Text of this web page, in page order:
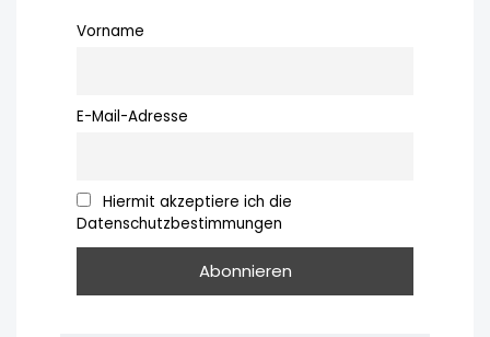
Vorname
E-Mail-Adresse
Hiermit akzeptiere ich die
Datenschutzbestimmungen